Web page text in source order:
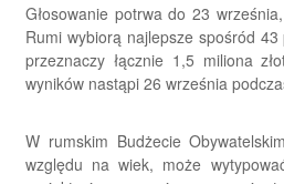
Głosowanie potrwa do 23
Rumi wybiorą najlepsze spośród
przeznaczy łącznie 1,5 miliona
wyników nastąpi 26 września
W rumskim Budżecie
względu na wiek, może